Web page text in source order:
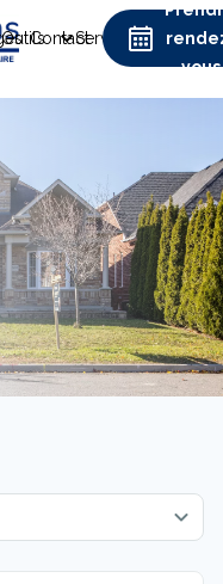
OutilsContactServices
vous